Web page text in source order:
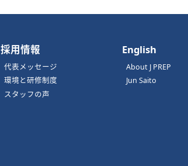
採用情報
代表メッセージ
環境と研修制度
スタッフの声
English
About J PREP
Jun Saito